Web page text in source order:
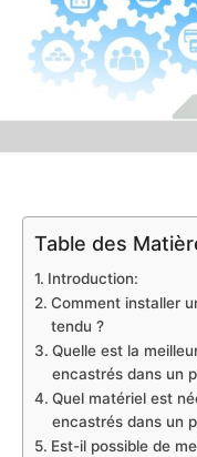
Table des
Introduction:
Comment installer
tendu ?
Quelle est la
encastrés dans un
Quel matériel est
encastrés dans un
Est-il possible de